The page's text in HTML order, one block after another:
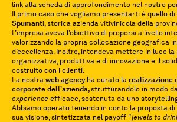
link alla scheda di approfondimento nel nostro
Il primo caso che vogliamo presentarti è quello di
Spumanti, storica azienda vitivinicola della
L’impresa aveva l’obiettivo di proporsi a livello
valorizzando la propria collocazione geografica
d’eccellenza. Inoltre, intendeva mettere in luce
organizzativa, produttiva e di innovazione e il
costruito con i clienti.
La nostra web agencyha curato la realizzazione
corporate dell’azienda,strutturandolo in modo
experience efficace, sostenuta da uno
Abbiamo operato tenendo in conto la proposta di
sua visione, sintetizzata nel payoff “jewels to